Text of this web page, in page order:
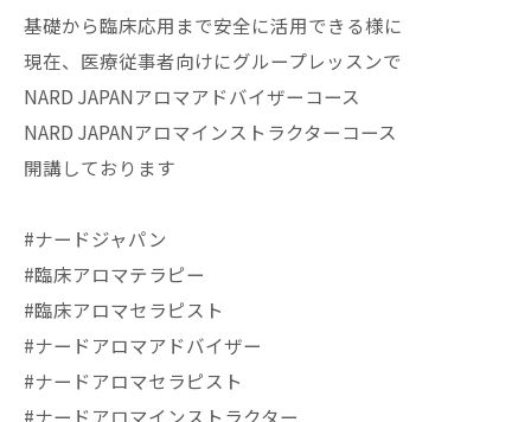
基礎から臨床応用まで安全に活用できる様に
現在、医療従事者向けにグループレッスンで
NARD JAPANアロマアドバイザーコース
NARD JAPANアロマインストラクターコース
開講しております
#ナードジャパン
#臨床アロマテラピー
#臨床アロマセラピスト
#ナードアロマアドバイザー
#ナードアロマセラピスト
#ナードアロマインストラクター